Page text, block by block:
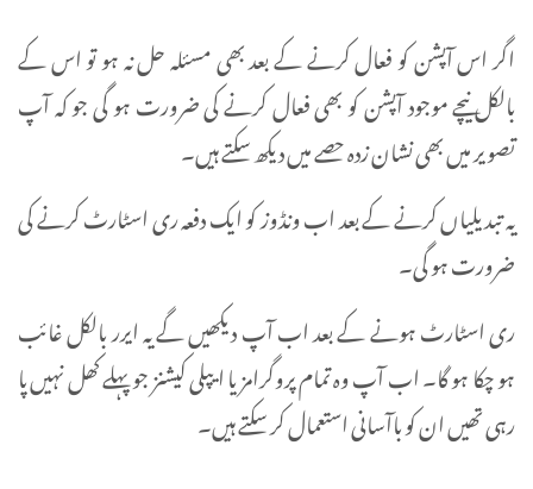
اگر اس آپشن کو فعال کرنے کے بعد بھی مسئلہ حل نہ ہو تو اس کے
بالکل نیچے موجود آپشن کو بھی فعال کرنے کی ضرورت ہو گی جو کہ آپ
تصویر میں بھی نشان زدہ حصے میں دیکھ سکتے ہیں۔
یہ تبدیلیاں کرنے کے بعد اب ونڈوز کو ایک دفعہ ری اسٹارٹ کرنے کی
ضرورت ہو گی۔
ری اسٹارٹ ہونے کے بعد اب آپ دیکھیں گے یہ ایرر بالکل غائب
ہو چکا ہو گا۔ اب آپ وہ تمام پروگرامز یا ایپلی کیشنز جو پہلے کھل نہیں پا
رہی تھیں ان کو باآسانی استعمال کر سکتے ہیں۔